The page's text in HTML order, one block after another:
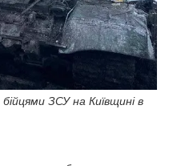
ЗСУ на Київщині в